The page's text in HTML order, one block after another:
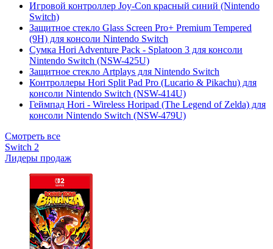
Игровой контроллер Joy-Con красный синий (Nintendo
Switch)
Защитное стекло Glass Screen Pro+ Premium Tempered
(9H) для консоли Nintendo Switch
Сумка Hori Adventure Pack - Splatoon 3 для консоли
Nintendo Switch (NSW-425U)
Защитное стекло Artplays для Nintendo Switch
Контроллеры Hori Split Pad Pro (Lucario & Pikachu) для
консоли Nintendo Switch (NSW-414U)
Геймпад Hori - Wireless Horipad (The Legend of Zelda) для
консоли Nintendo Switch (NSW-479U)
Смотреть все
Switch 2
Лидеры продаж